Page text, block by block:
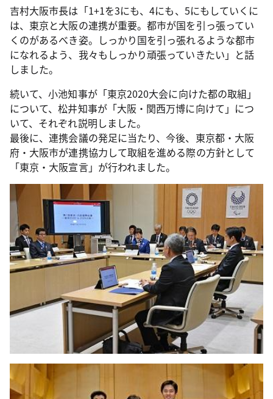
吉村大阪市長は「1+1を3にも、4にも、5にもしていくに
は、東京と大阪の連携が重要。都市が国を引っ張ってい
くのがあるべき姿。しっかり国を引っ張れるような都市
になれるよう、我々もしっかり頑張っていきたい」と話
しました。
続いて、小池知事が「東京2020大会に向けた都の取組」
について、松井知事が「大阪・関西万博に向けて」につ
いて、それぞれ説明しました。
最後に、連携会議の発足に当たり、今後、東京都・大阪
府・大阪市が連携協力して取組を進める際の方針として
「東京・大阪宣言」が行われました。